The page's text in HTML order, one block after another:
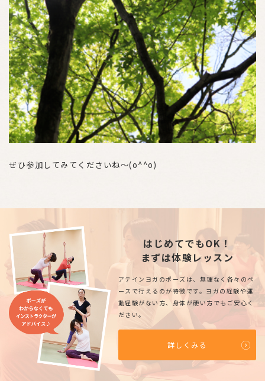
ぜひ参加してみてくださいね〜(o^^o)
はじめてでもOK！
まずは体験レッスン
アテインヨガのポーズは、無理なく各々のペ
ースで行えるのが特徴です。ヨガの経験や運
動経験がない方、身体が硬い方でもご安心く
ださい。
詳しくみる